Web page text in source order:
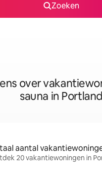
Zoeken
over
sauna in Portland
aantal
20 vakantiewoningen in